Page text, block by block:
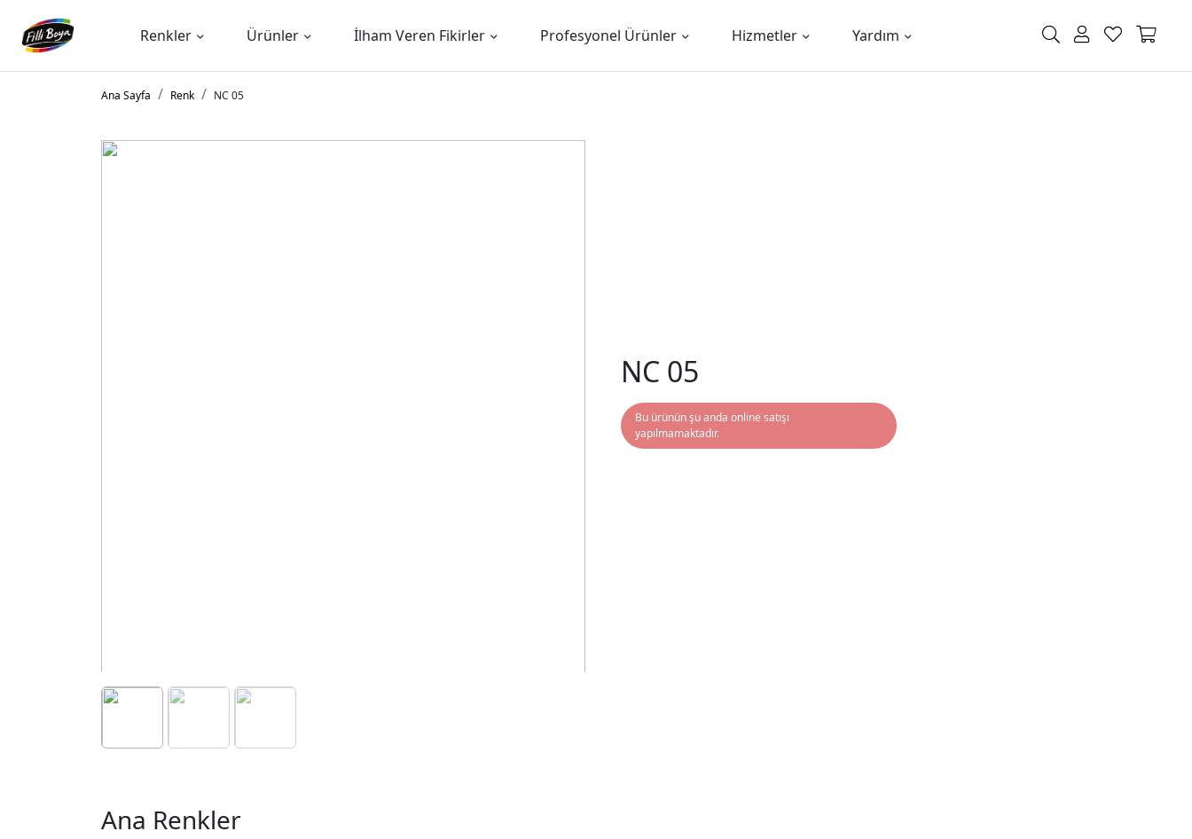
Renkler Ürünler İlham Veren Fikirler Profesyonel Ürünler Hizmetler Yardım
Ana Sayfa Renk NC 05
NC 05
Bu ürünün şu anda online satışı
yapılmamaktadır.
Ana Renkler